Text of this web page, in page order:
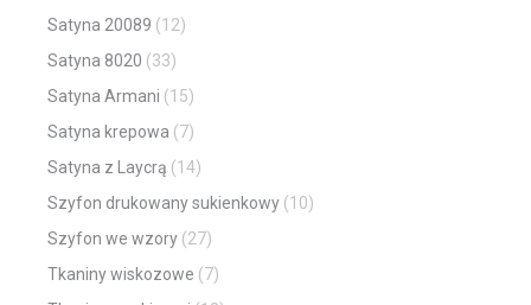
Satyna 20089 (12)
Satyna 8020 (33)
Satyna Armani (15)
Satyna krepowa (7)
Satyna z Laycrą (14)
Szyfon drukowany sukienkowy (10)
Szyfon we wzory (27)
Tkaniny wiskozowe (7)